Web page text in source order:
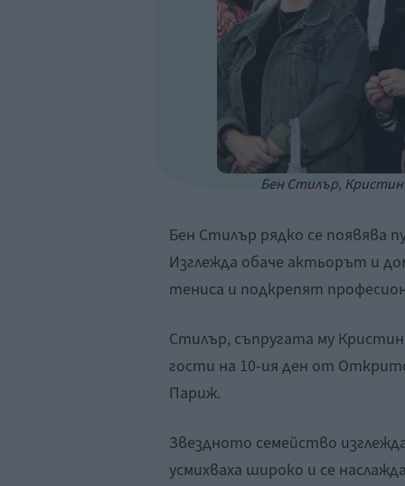
Бен Стилър, Кристин
Бен Стилър рядко се появява
Изглежда обаче актьорът и
тениса и подкрепят
Стилър, съпругата му
гости на 10-ия ден от
Париж.
Звездното семейство
усмихваха широко и се